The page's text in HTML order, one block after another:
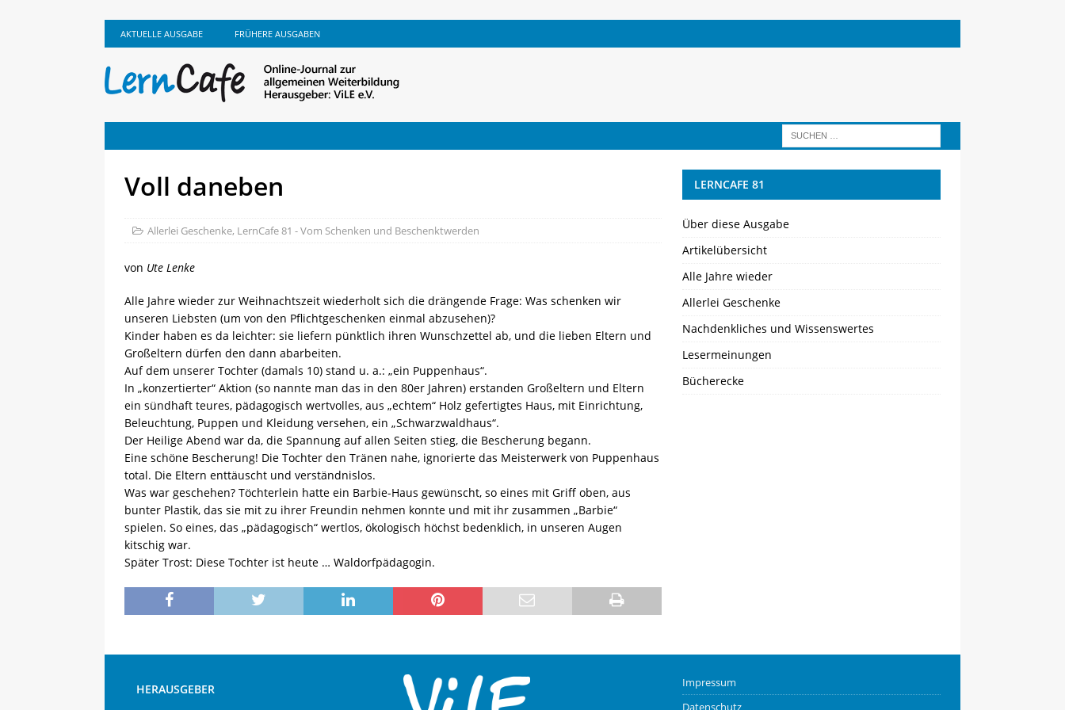
AKTUELLE AUSGABE FRÜHERE AUSGABEN
Voll daneben
Allerlei Geschenke, LernCafe 81 - Vom Schenken und Beschenktwerden
von Ute Lenke
Alle Jahre wieder zur Weihnachtszeit wiederholt sich die drängende Frage: Was schenken wir
unseren Liebsten (um von den Pflichtgeschenken einmal abzusehen)?
Kinder haben es da leichter: sie liefern pünktlich ihren Wunschzettel ab, und die lieben Eltern und
Großeltern dürfen den dann abarbeiten.
Auf dem unserer Tochter (damals 10) stand u. a.: „ein Puppenhaus“.
In „konzertierter“ Aktion (so nannte man das in den 80er Jahren) erstanden Großeltern und Eltern
ein sündhaft teures, pädagogisch wertvolles, aus „echtem“ Holz gefertigtes Haus, mit Einrichtung,
Beleuchtung, Puppen und Kleidung versehen, ein „Schwarzwaldhaus“.
Der Heilige Abend war da, die Spannung auf allen Seiten stieg, die Bescherung begann.
Eine schöne Bescherung! Die Tochter den Tränen nahe, ignorierte das Meisterwerk von Puppenhaus
total. Die Eltern enttäuscht und verständnislos.
Was war geschehen? Töchterlein hatte ein Barbie-Haus gewünscht, so eines mit Griff oben, aus
bunter Plastik, das sie mit zu ihrer Freundin nehmen konnte und mit ihr zusammen „Barbie“
spielen. So eines, das „pädagogisch“ wertlos, ökologisch höchst bedenklich, in unseren Augen
kitschig war.
Später Trost: Diese Tochter ist heute … Waldorfpädagogin.
LERNCAFE 81
Über diese Ausgabe
Artikelübersicht
Alle Jahre wieder
Allerlei Geschenke
Nachdenkliches und Wissenswertes
Lesermeinungen
Bücherecke
HERAUSGEBER
Impressum
Datenschutz